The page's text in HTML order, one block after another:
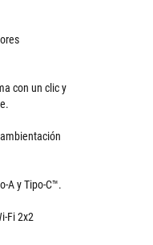
con un clic y
A y Tipo-C™.
Fi 2x2